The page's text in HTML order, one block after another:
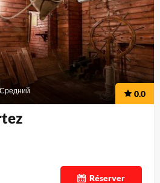
Средний 0.0
Réserver